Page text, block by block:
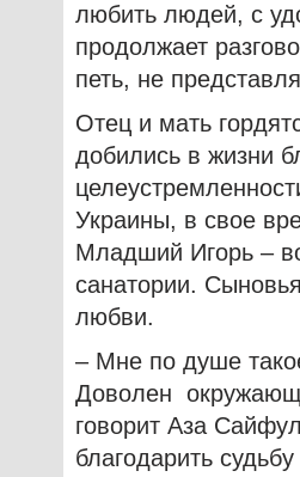
любить людей, с
продолжает
петь, не
Отец и мать
добились в жизни
Украины, в свое
Младший Игорь –
санатории.
любви.
– Мне по душе
Доволен
говорит Аза
благодарить